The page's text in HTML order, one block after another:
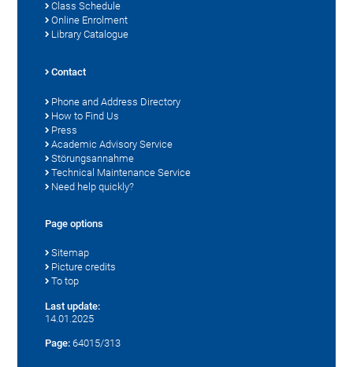
Class Schedule
Online Enrolment
Library Catalogue
Contact
Phone and Address Directory
How to Find Us
Press
Academic Advisory Service
Störungsannahme
Technical Maintenance Service
Need help quickly?
Page options
Sitemap
Picture credits
To top
Last update:
14.01.2025
Page: 64015/313